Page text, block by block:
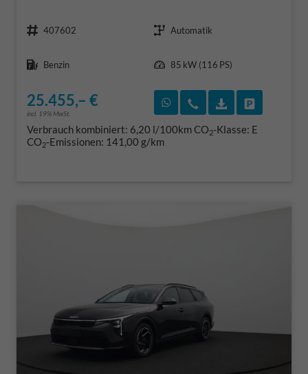
407602
Automatik
Benzin
85 kW (116 PS)
25.455,– €
incl. 19% MwSt.
Rückruf vereinbaren
Wir rufen Sie an
Verbrauch kombiniert: 6,20 l/100kmCO2-Klasse: E
CO2-Emissionen: 141,00 g/km